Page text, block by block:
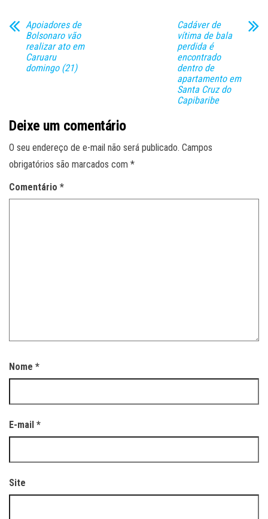
Apoiadores de
Bolsonaro vão
realizar ato em
Caruaru
domingo (21)
Cadáver de
vítima de bala
perdida é
encontrado
dentro de
apartamento em
Santa Cruz do
Capibaribe
Deixe um comentário
O seu endereço de e-mail não será publicado. Campos
obrigatórios são marcados com *
Comentário *
Nome *
E-mail *
Site